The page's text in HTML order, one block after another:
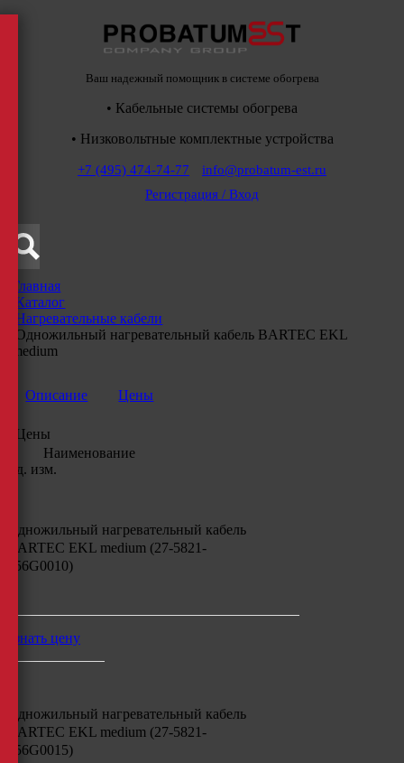
Ваш надежный помощник в системе обогрева
• Кабельные системы обогрева
• Низковольтные комплектные устройства
+7 (495) 474-74-77
info@probatum-est.ru
Регистрация / Вход
Главная
Каталог
Нагревательные кабели
Одножильный нагревательный кабель BARTEC EKL
medium
Описание Цены
Цены
Наименование
Ед. изм.
Одножильный нагревательный кабель
BARTEC EKL medium (27-5821-
756G0010)
узнать цену
Одножильный нагревательный кабель
BARTEC EKL medium (27-5821-
756G0015)